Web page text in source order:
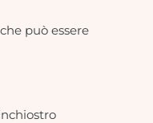
può essere